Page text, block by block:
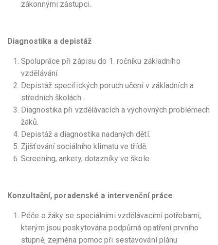
zákonnými zástupci.
Diagnostika a depistáž
Spolupráce při zápisu do 1. ročníku základního
vzdělávání.
Depistáž specifických poruch učení v základních a
středních školách.
Diagnostika při vzdělávacích a výchovných problémech
žáků.
Depistáž a diagnostika nadaných dětí.
Zjišťování sociálního klimatu ve třídě.
Screening, ankety, dotazníky ve škole.
Konzultační, poradenské a intervenční práce
Péče o žáky se speciálními vzdělávacími potřebami,
kterým jsou poskytována podpůrná opatření prvního
stupně, zejména pomoc při sestavování plánu